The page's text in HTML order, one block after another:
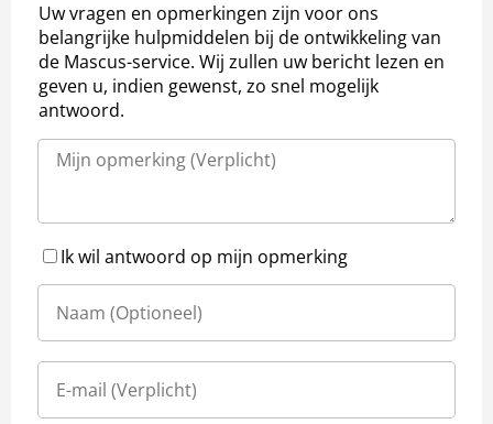
Uw vragen en opmerkingen zijn voor ons
belangrijke hulpmiddelen bij de ontwikkeling van
de Mascus-service. Wij zullen uw bericht lezen en
geven u, indien gewenst, zo snel mogelijk
antwoord.
Ik wil antwoord op mijn opmerking